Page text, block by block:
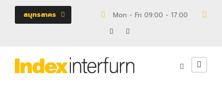
สมุทรสาคร Mon - Fri 09:00 - 17:00